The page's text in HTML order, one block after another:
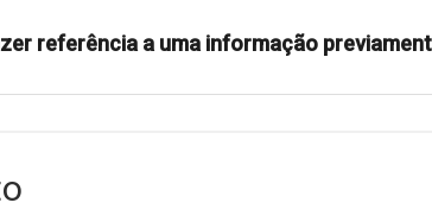
referência a uma informação